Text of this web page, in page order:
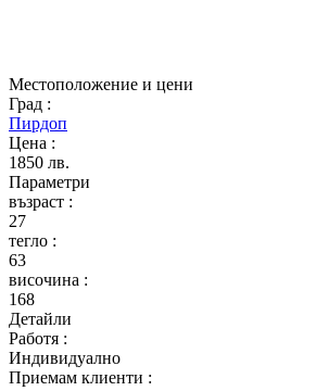
Местоположение и цени
Град :
Пирдоп
Цена :
1850 лв.
Параметри
възраст :
27
тегло :
63
височина :
168
Детайли
Работя :
Индивидуално
Приемам клиенти :